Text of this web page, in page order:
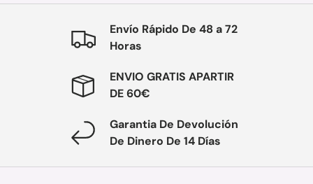
Envío Rápido De 48 a 72
Horas
ENVIO GRATIS APARTIR
DE 60€
Garantia De Devolución
De Dinero De 14 Días